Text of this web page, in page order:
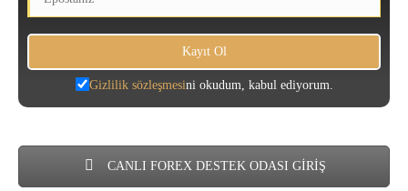
Gizlilik sözleşmesini okudum, kabul ediyorum.
CANLI FOREX DESTEK ODASI GİRİŞ